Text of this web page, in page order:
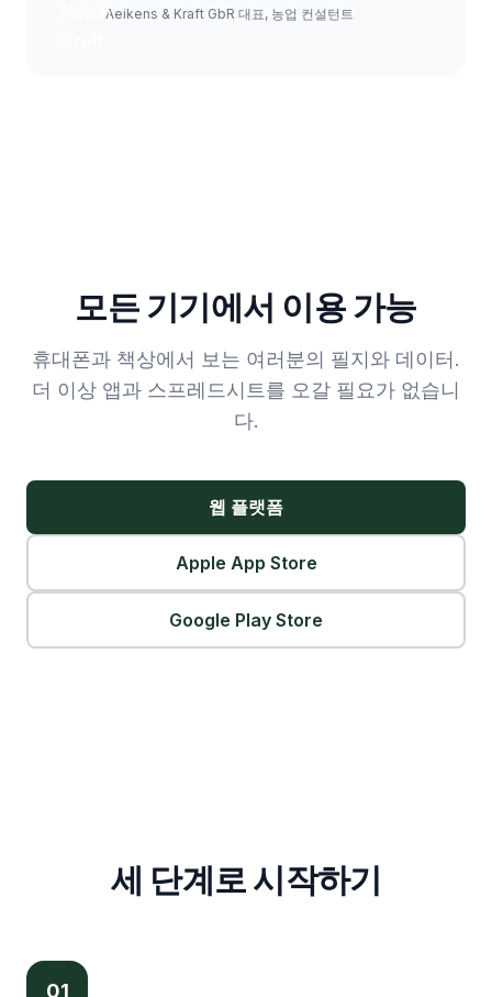
Aeikens & Kraft GbR 대표, 농업 컨설턴트
모든 기기에서 이용 가능
휴대폰과 책상에서 보는 여러분의 필지와 데이터.
더 이상 앱과 스프레드시트를 오갈 필요가 없습니
다.
웹 플랫폼
Apple App Store
Google Play Store
세 단계로 시작하기
01